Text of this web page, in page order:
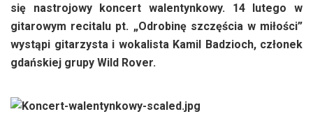
się nastrojowy koncert walentynkowy. 14 lutego w
gitarowym recitalu pt. „Odrobinę szczęścia w miłości”
wystąpi gitarzysta i wokalista Kamil Badzioch, członek
gdańskiej grupy Wild Rover.